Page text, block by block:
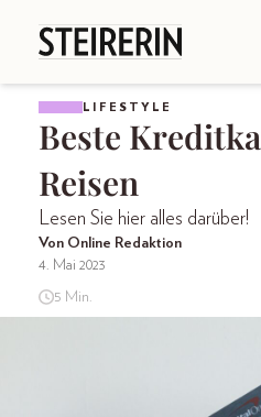
LIFESTYLE
Beste
Reisen
Lesen Sie hier alles darüber!
Von Online Redaktion
4. Mai 2023
5 Min.